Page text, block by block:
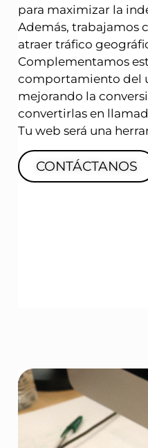
para maximizar la
Además, trabajamos
atraer tráfico
Complementamos
comportamiento del
mejorando la
convertirlas en
Tu web será una
CONTÁCTANOS